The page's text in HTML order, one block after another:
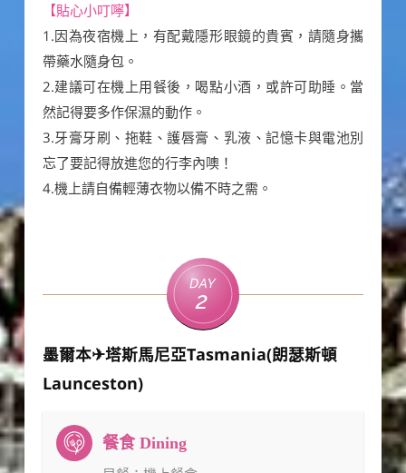
【貼心小叮嚀】
1.因為夜宿機上，有配戴隱形眼鏡的貴賓，請隨身攜
帶藥水隨身包。
2.建議可在機上用餐後，喝點小酒，或許可助睡。當
然記得要多作保濕的動作。
3.牙膏牙刷、拖鞋、護唇膏、乳液、記憶卡與電池別
忘了要記得放進您的行李內噢！
4.機上請自備輕薄衣物以備不時之需。
Day
2
墨爾本✈塔斯馬尼亞Tasmania(朗瑟斯頓
Launceston)